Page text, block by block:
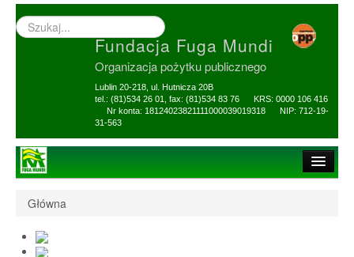
Wyszukiwarka
–
Fundacja Fuga Mundi
Organizacja pożytku publicznego
Lublin 20-218, ul. Hutnicza 20B
tel.: (81)534 26 01, fax: (81)534 83 76 KRS: 0000 106 416
Nr konta: 18124023821111000039019318 NIP: 712-19-
31-563
1,5% i darowizny
Główna